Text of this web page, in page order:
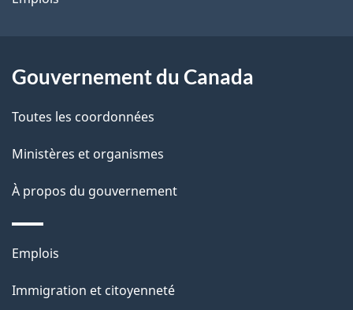
l
p
a
g
e
Gouvernement du Canada
Toutes les coordonnées
Ministères et organismes
À propos du gouvernement
Thèmes
sujets
Emplois
Immigration et citoyenneté